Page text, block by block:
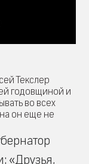
Текслер
годовщиной и
во всех
он еще не
«Друзья,